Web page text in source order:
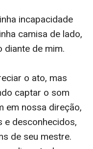
incapacidade
camisa de lado,
diante de mim.
o ato, mas
captar o som
em nossa direção,
e desconhecidos,
de seu mestre.